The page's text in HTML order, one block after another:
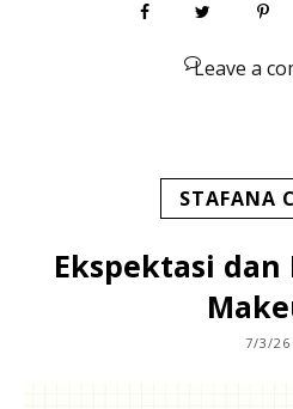
Leave a
STAFANA
Ekspektasi dan
7/3/26